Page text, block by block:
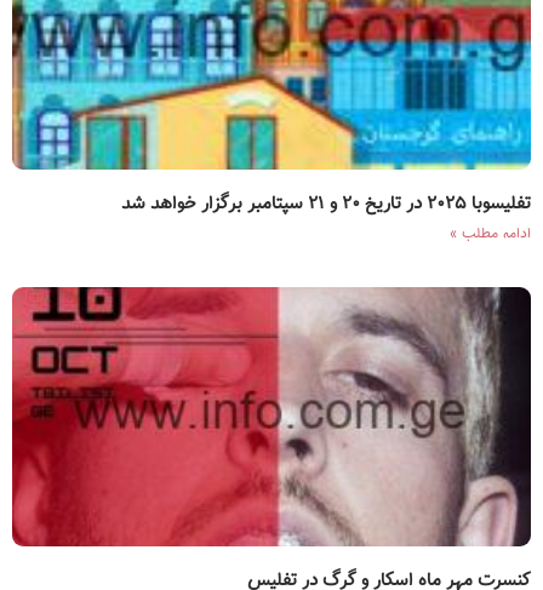
تفلیسوبا ۲۰۲۵ در تاریخ ۲۰ و ۲۱ سپتامبر برگزار خواهد شد
ادامه مطلب »
کنسرت مهر ماه اسکار و گرگ در تفلیس